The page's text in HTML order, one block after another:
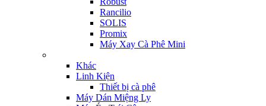
Rancilio
SOLIS
Promix
Máy Xay Cà Phê Mini
Khác
Linh Kiện
Thiết bị cà phê
Máy Dán Miệng Ly